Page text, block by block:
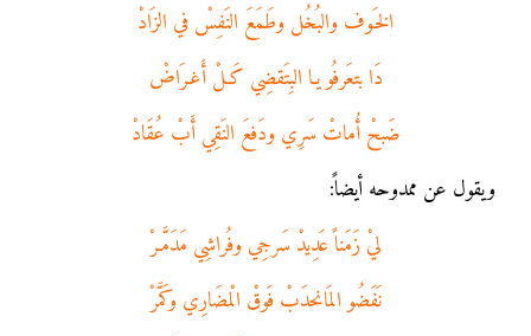
الخَـوف والبُخُل وطَمَعَ النَفِسْ في الزَادْ
دَا بتعَرفُو يـا البِتَقضِي كَـلْ أَغـرَاضْ
ضَبحْ أُماتْ سَرِي ودَفعَ النَقِي أَبْ عُقَادْ
ويقول عن ممدوحه أيضاً:
ليْ زَمَناً عَدِيدْ سَرجِي وفُراشِي مَدَمَّـرْ
نَفَضُو المَانحدَبْ فَوقْ الْمضَارِي وكَمَّرْ